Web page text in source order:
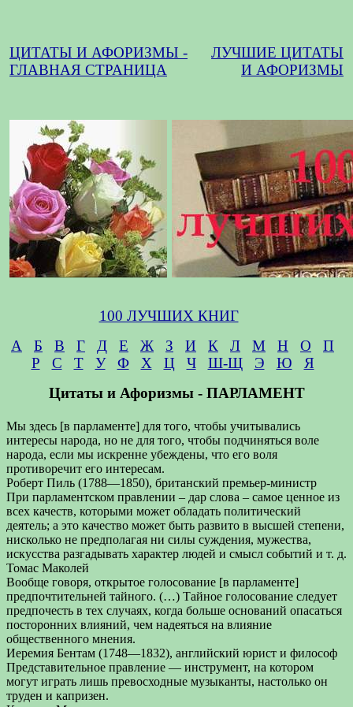
ЦИТАТЫ И АФОРИЗМЫ -
ГЛАВНАЯ СТРАНИЦА
ЛУЧШИЕ ЦИТАТЫ
И АФОРИЗМЫ
100 ЛУЧШИХ КНИГ
А
Б В Г Д Е Ж З И К Л М Н О
П
Р
С Т У Ф Х Ц Ч Ш-Щ Э Ю
Я
Цитаты и Афоризмы - ПАРЛАМЕНТ
Мы здесь [в парламенте] для того, чтобы учитывались
интересы народа, но не для того, чтобы подчиняться воле
народа, если мы искренне убеждены, что его воля
противоречит его интересам.
Роберт Пиль (1788—1850), британский премьер-министр
При парламентском правлении – дар слова – самое ценное из
всех качеств, которыми может обладать политический
деятель; а это качество может быть развито в высшей степени,
нисколько не предполагая ни силы суждения, мужества,
искусства разгадывать характер людей и смысл событий и т. д.
Томас Маколей
Вообще говоря, открытое голосование [в парламенте]
предпочтительней тайного. (…) Тайное голосование следует
предпочесть в тех случаях, когда больше оснований опасаться
посторонних влияний, чем надеяться на влияние
общественного мнения.
Иеремия Бентам (1748—1832), английский юрист и философ
Представительное правление — инструмент, на котором
могут играть лишь превосходные музыканты, настолько он
труден и капризен.